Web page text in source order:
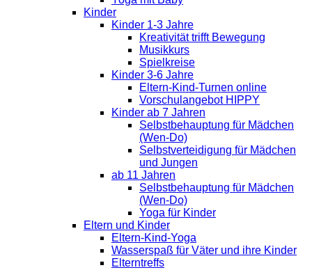
Kinder
Kinder 1-3 Jahre
Kreativität trifft Bewegung
Musikkurs
Spielkreise
Kinder 3-6 Jahre
Eltern-Kind-Turnen online
Vorschulangebot HIPPY
Kinder ab 7 Jahren
Selbstbehauptung für Mädchen
(Wen-Do)
Selbstverteidigung für Mädchen
und Jungen
ab 11 Jahren
Selbstbehauptung für Mädchen
(Wen-Do)
Yoga für Kinder
Eltern und Kinder
Eltern-Kind-Yoga
Wasserspaß für Väter und ihre Kinder
Elterntreffs